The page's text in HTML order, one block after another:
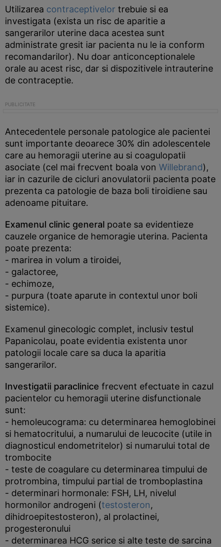
Utilizarea contraceptivelor trebuie si ea
investigata (exista un risc de aparitie a
sangerarilor uterine daca acestea sunt
administrate gresit iar pacienta nu le ia conform
recomandarilor). Nu doar anticonceptionalele
orale au acest risc, dar si dispozitivele intrauterine
de contraceptie.
Antecedentele personale patologice ale pacientei
sunt importante deoarece 30% din adolescentele
care au hemoragii uterine au si coagulopatii
asociate (cel mai frecvent boala von Willebrand),
iar in cazurile de cicluri anovulatorii pacienta poate
prezenta ca patologie de baza boli tiroidiene sau
adenoame pituitare.
Examenul clinic general poate sa evidentieze
cauzele organice de hemoragie uterina. Pacienta
poate prezenta:
- marirea in volum a tiroidei,
- galactoree,
- echimoze,
- purpura (toate aparute in contextul unor boli
sistemice).
Examenul ginecologic complet, inclusiv testul
Papanicolau, poate evidentia existenta unor
patologii locale care sa duca la aparitia
sangerarilor.
Investigatii paraclinice frecvent efectuate in cazul
pacientelor cu hemoragii uterine disfunctionale
sunt:
- hemoleucograma: cu determinarea hemoglobinei
si hematocritului, a numarului de leucocite (utile in
diagnosticul endometritelor) si numarului total de
trombocite
- teste de coagulare cu determinarea timpului de
protrombina, timpului partial de tromboplastina
- determinari hormonale: FSH, LH, nivelul
hormonilor androgeni (testosteron,
dihidroepitestosteron), al prolactinei,
progesteronului
- determinarea HCG serice si alte teste de sarcina